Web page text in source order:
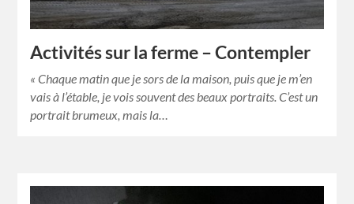
Activités sur la ferme – Contempler
« Chaque matin que je sors de la maison, puis que je m’en
vais à l’étable, je vois souvent des beaux portraits. C’est un
portrait brumeux, mais la…